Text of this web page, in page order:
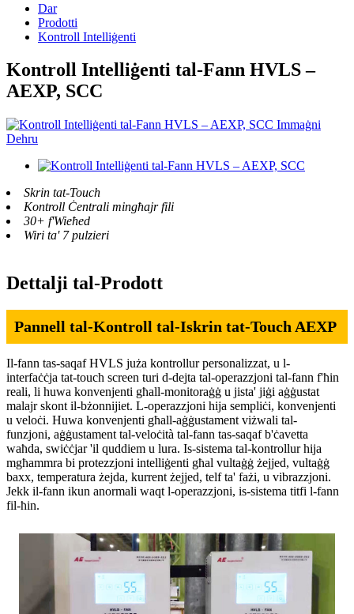
Dar
Prodotti
Kontroll Intelliġenti
Kontroll Intelliġenti tal-Fann HVLS –
AEXP, SCC
Skrin tat-Touch
Kontroll Ċentrali mingħajr fili
30+ f'Wieħed
Wiri ta' 7 pulzieri
Dettalji tal-Prodott
Pannell tal-Kontroll tal-Iskrin tat-Touch AEXP
Il-fann tas-saqaf HVLS juża kontrollur personalizzat, u l-
interfaċċja tat-touch screen turi d-dejta tal-operazzjoni tal-fann f'ħin
reali, li huwa konvenjenti għall-monitoraġġ u jista' jiġi aġġustat
malajr skont il-bżonnijiet. L-operazzjoni hija sempliċi, konvenjenti
u veloċi. Huwa konvenjenti għall-aġġustament viżwali tal-
funzjoni, aġġustament tal-veloċità tal-fann tas-saqaf b'ċavetta
waħda, swiċċjar 'il quddiem u lura. Is-sistema tal-kontrollur hija
mgħammra bi protezzjoni intelliġenti għal vultaġġ żejjed, vultaġġ
baxx, temperatura żejda, kurrent żejjed, telf ta' fażi, u vibrazzjoni.
Jekk il-fann ikun anormali waqt l-operazzjoni, is-sistema titfi l-fann
fil-ħin.